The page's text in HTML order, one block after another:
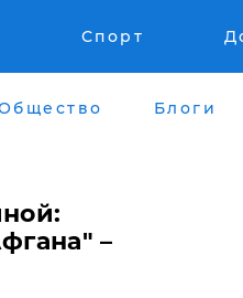
Спорт
Блоги
–